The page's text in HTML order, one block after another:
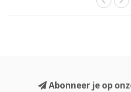
Abonneer je op